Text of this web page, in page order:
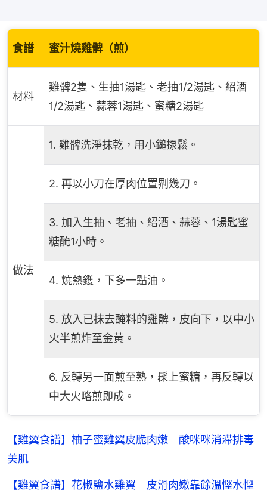
食譜 蜜汁燒雞髀（煎）
材料
雞髀2隻、生抽1湯匙、老抽1/2湯匙、紹酒
1/2湯匙、蒜蓉1湯匙、蜜糖2湯匙
做法
1. 雞髀洗淨抹乾，用小鎚揼鬆。
2. 再以小刀在厚肉位置𠝹幾刀。
3. 加入生抽、老抽、紹酒、蒜蓉、1湯匙蜜
糖醃1小時。
4. 燒熱鑊，下多一點油。
5. 放入已抹去醃料的雞髀，皮向下，以中小
火半煎炸至金黃。
6. 反轉另一面煎至熟，髹上蜜糖，再反轉以
中大火略煎即成。
【雞翼食譜】柚子蜜雞翼皮脆肉嫩 酸咪咪消滯排毒
美肌
【雞翼食譜】花椒鹽水雞翼 皮滑肉嫩靠餘溫慳水慳